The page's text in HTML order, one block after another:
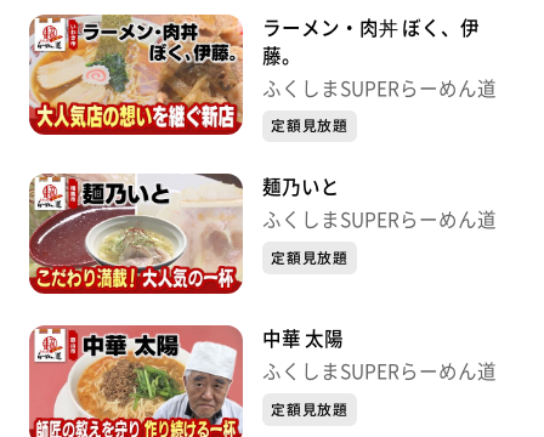
ラーメン・肉丼 ぼく、伊
藤。
ふくしまSUPERらーめん道
定額見放題
麺乃いと
ふくしまSUPERらーめん道
定額見放題
中華 太陽
ふくしまSUPERらーめん道
定額見放題